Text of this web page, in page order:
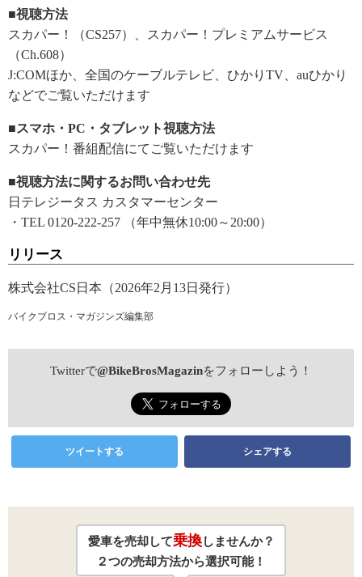
■視聴方法
スカパー！（CS257）、スカパー！プレミアムサービス
（Ch.608）
J:COMほか、全国のケーブルテレビ、ひかりTV、auひかり
などでご覧いただけます
■スマホ・PC・タブレット視聴方法
スカパー！番組配信にてご覧いただけます
■視聴方法に関するお問い合わせ先
日テレジータス カスタマーセンター
・TEL 0120-222-257 （年中無休10:00～20:00）
リリース
株式会社CS日本（2026年2月13日発行）
バイクブロス・マガジンズ編集部
Twitterで@BikeBrosMagazinをフォローしよう！
ツイートする シェアする
愛車を売却して乗換しませんか？
２つの売却方法から選択可能！